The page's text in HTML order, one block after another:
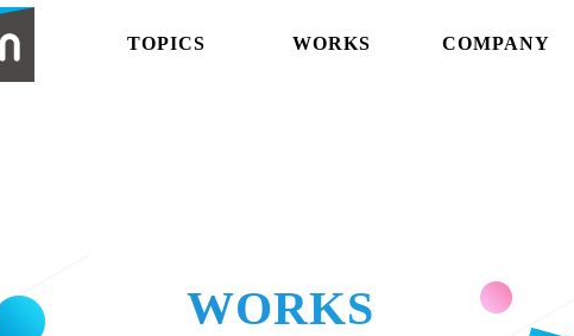
TOPICS WORKS COMPANY
WORKS